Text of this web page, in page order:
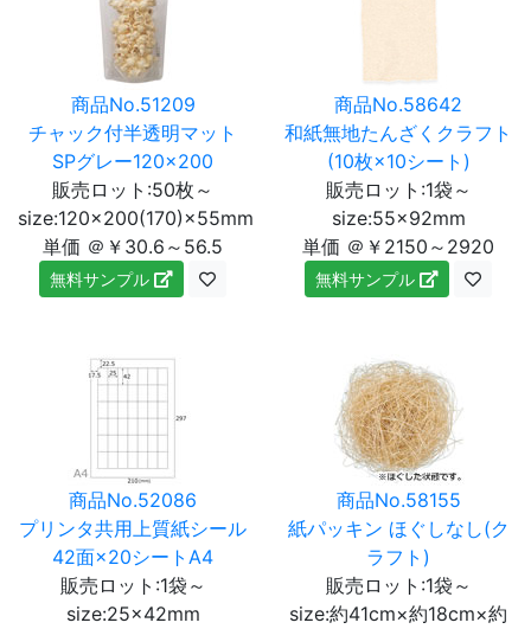
商品No.51209
チャック付半透明マット
SPグレー120×200
販売ロット:50枚～
size:120×200(170)×55mm
単価 ＠￥30.6～56.5
無料サンプル
商品No.58642
和紙無地たんざくクラフト
(10枚×10シート)
販売ロット:1袋～
size:55×92mm
単価 ＠￥2150～2920
無料サンプル
商品No.52086
プリンタ共用上質紙シール
42面×20シートA4
販売ロット:1袋～
size:25×42mm
商品No.58155
紙パッキン ほぐしなし(ク
ラフト)
販売ロット:1袋～
size:約41cm×約18cm×約